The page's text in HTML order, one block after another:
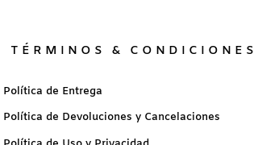
TÉRMINOS & CONDICIONES
Política de Entrega
Política de Devoluciones y Cancelaciones